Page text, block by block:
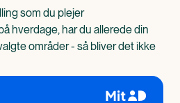
som du plejer
hverdage, har du allerede din
områder - så bliver det ikke